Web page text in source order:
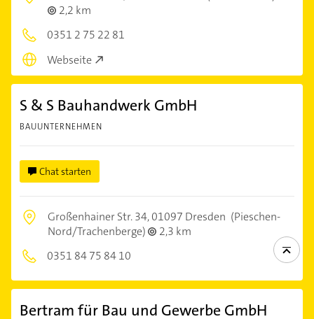
2,2 km
0351 2 75 22 81
Webseite
S & S Bauhandwerk GmbH
BAUUNTERNEHMEN
Chat starten
Großenhainer Str. 34,01097 Dresden (Pieschen-
Nord/Trachenberge)
2,3 km
0351 84 75 84 10
Bertram für Bau und Gewerbe GmbH